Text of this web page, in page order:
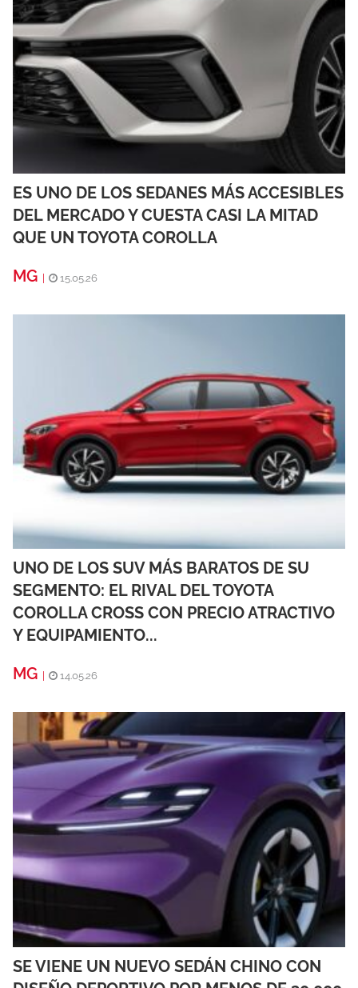
ES UNO DE LOS SEDANES MÁS ACCESIBLES
DEL MERCADO Y CUESTA CASI LA MITAD
QUE UN TOYOTA COROLLA
MG
15.05.26
UNO DE LOS SUV MÁS BARATOS DE SU
SEGMENTO: EL RIVAL DEL TOYOTA
COROLLA CROSS CON PRECIO ATRACTIVO
Y EQUIPAMIENTO...
MG
14.05.26
SE VIENE UN NUEVO SEDÁN CHINO CON